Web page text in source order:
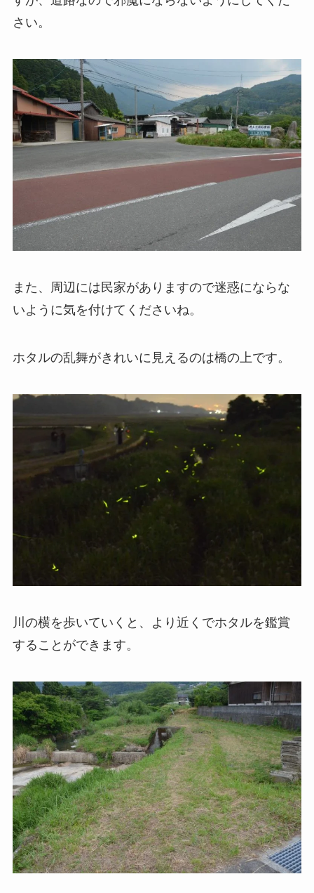
さい。
また、周辺には民家がありますので迷惑にならな
いように気を付けてくださいね。
ホタルの乱舞がきれいに見えるのは橋の上です。
川の横を歩いていくと、より近くでホタルを鑑賞
することができます。